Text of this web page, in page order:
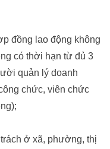
đồng lao động không
có thời hạn từ đủ 3
quản lý doanh
chức, viên chức
ở xã, phường, thị